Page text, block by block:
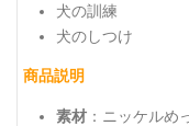
犬の訓練
犬のしつけ
商品説明
素材 ：ニッケルめ